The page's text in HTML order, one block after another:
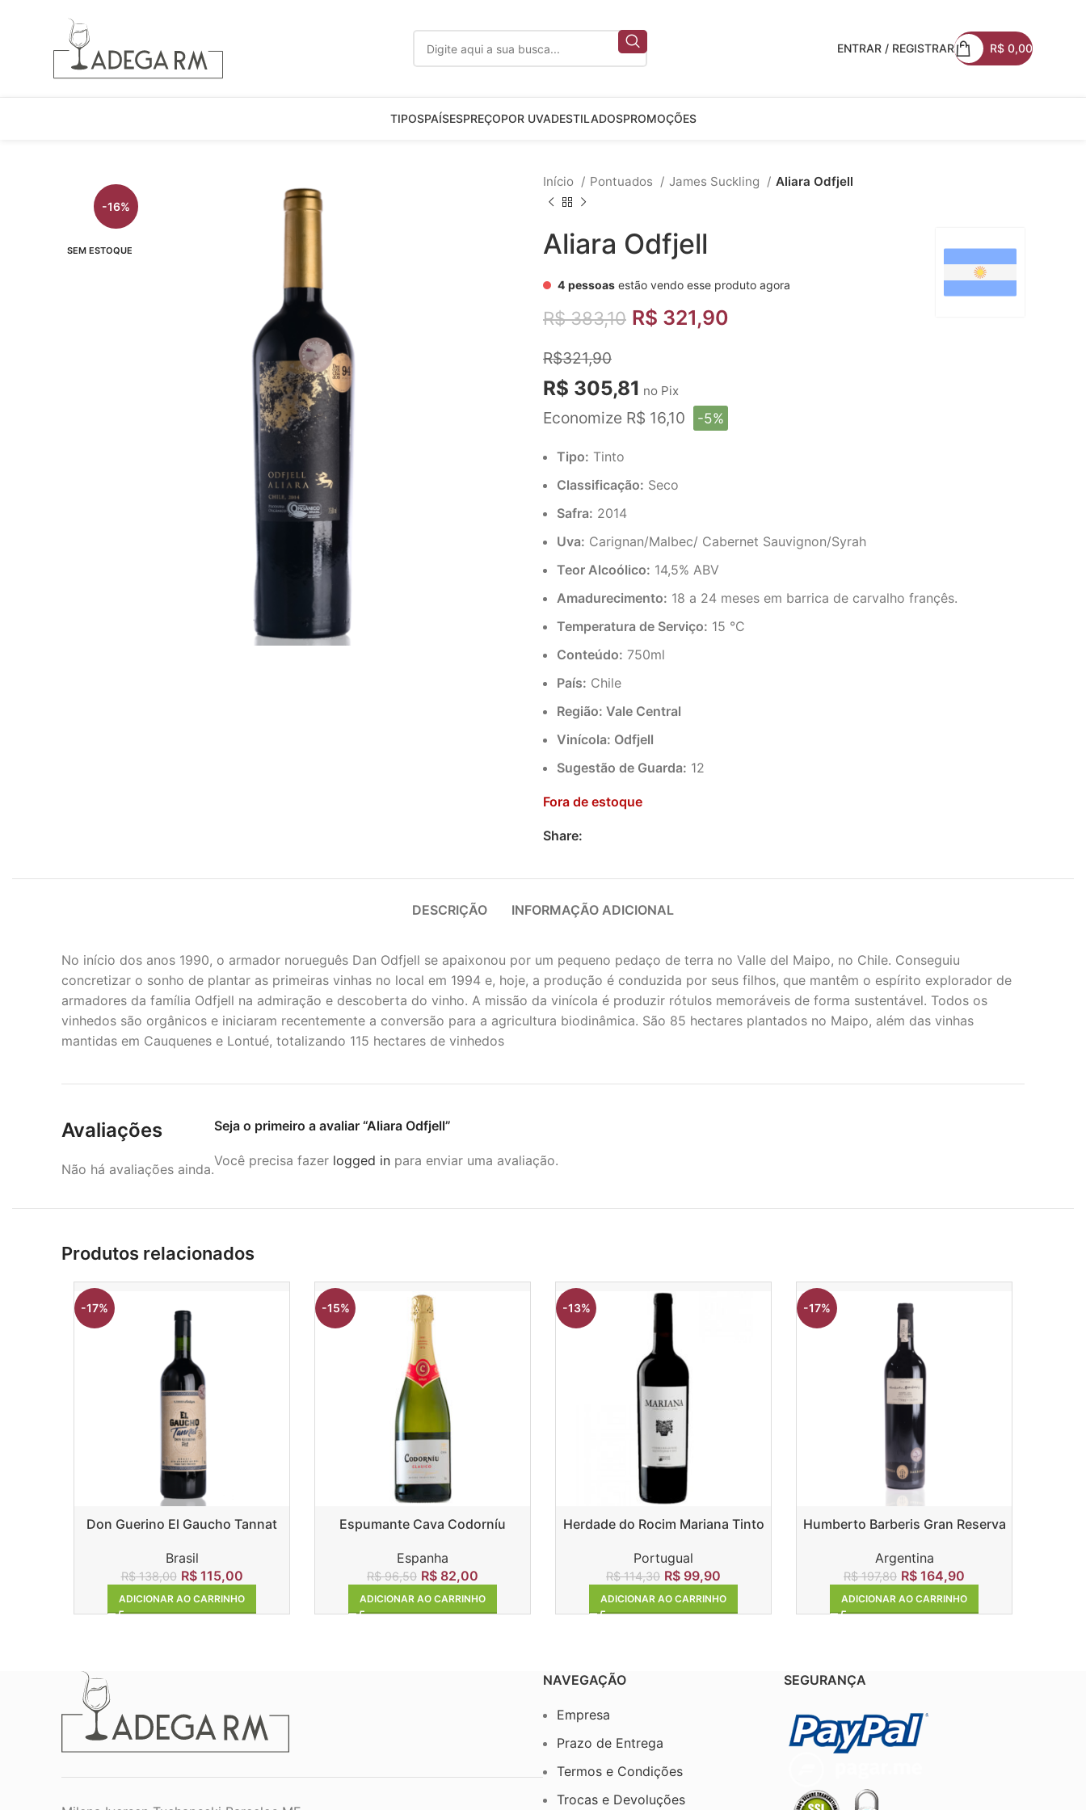
ENTRAR / REGISTRAR R$ 0,00
TIPOSPAÍSESPREÇOPOR UVADESTILADOSPROMOÇÕES
-16%
SEM ESTOQUE
Início Pontuados James Suckling Aliara Odfjell
Aliara Odfjell
4 pessoas estão vendo esse produto agora
R$383,10 R$ 321,90
R$321,90
R$ 305,81 no Pix
Economize R$ 16,10 -5%
Tipo: Tinto
Classificação: Seco
Safra: 2014
Uva: Carignan/Malbec/ Cabernet Sauvignon/Syrah
Teor Alcoólico: 14,5% ABV
Amadurecimento: 18 a 24 meses em barrica de carvalho françês.
Temperatura de Serviço: 15 °C
Conteúdo: 750ml
País: Chile
Região: Vale Central
Vinícola: Odfjell
Sugestão de Guarda: 12
Fora de estoque
Share:
DESCRIÇÃO INFORMAÇÃO ADICIONAL
No início dos anos 1990, o armador norueguês Dan Odfjell se apaixonou por um pequeno pedaço de terra no Valle del Maipo, no Chile. Conseguiu
concretizar o sonho de plantar as primeiras vinhas no local em 1994 e, hoje, a produção é conduzida por seus filhos, que mantêm o espírito explorador de
armadores da família Odfjell na admiração e descoberta do vinho. A missão da vinícola é produzir rótulos memoráveis de forma sustentável. Todos os
vinhedos são orgânicos e iniciaram recentemente a conversão para a agricultura biodinâmica. São 85 hectares plantados no Maipo, além das vinhas
mantidas em Cauquenes e Lontué, totalizando 115 hectares de vinhedos
Avaliações
Não há avaliações ainda.
Seja o primeiro a avaliar “Aliara Odfjell”
Você precisa fazer logged in para enviar uma avaliação.
Produtos relacionados
-17%
Don Guerino El Gaucho Tannat
Brasil
R$138,00 R$115,00
ADICIONAR AO CARRINHO
-15%
Espumante Cava Codorníu
Espanha
R$96,50 R$ 82,00
ADICIONAR AO CARRINHO
-13%
Herdade do Rocim Mariana Tinto
Portugual
R$114,30 R$ 99,90
ADICIONAR AO CARRINHO
-17%
Humberto Barberis Gran Reserva
Argentina
R$197,80 R$ 164,90
ADICIONAR AO CARRINHO
NAVEGAÇÃO
Empresa
Prazo de Entrega
Termos e Condições
Trocas e Devoluções
SEGURANÇA